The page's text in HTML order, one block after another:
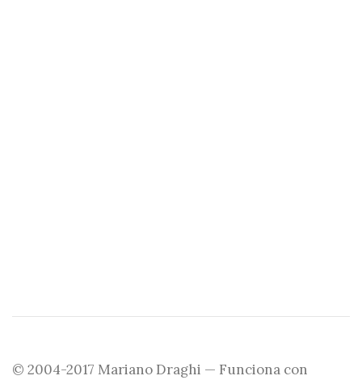
© 2004-2017 Mariano Draghi — Funciona con